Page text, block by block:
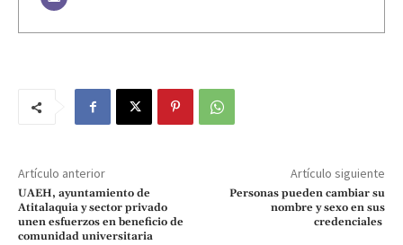
Artículo anterior
UAEH, ayuntamiento de
Atitalaquia y sector privado
unen esfuerzos en beneficio de
comunidad universitaria
Artículo siguiente
Personas pueden cambiar su
nombre y sexo en sus
credenciales